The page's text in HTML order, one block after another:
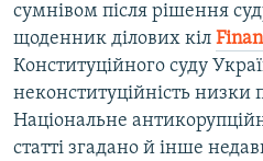
сумнівом після рішення
щоденник ділових кіл
Конституційного суду
неконституційність
Національне
статті згадано й інше